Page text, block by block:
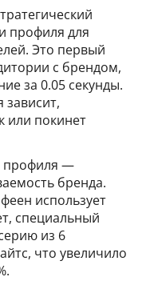
профиля для
Это первый
с брендом,
за 0.05 секунды.
зависит,
или покинет
профиля —
бренда.
использует
специальный
из 6
что увеличило